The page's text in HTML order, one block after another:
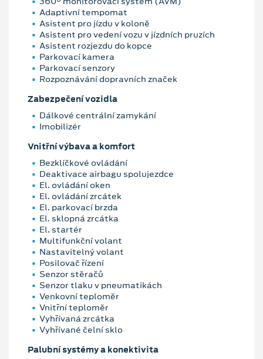
Adaptivní tempomat
Asistent pro jízdu v koloně
Asistent pro vedení vozu v jízdních pruzích
Asistent rozjezdu do kopce
Parkovací kamera
Parkovací senzory
Rozpoznávání dopravních značek
Zabezpečení vozidla
Dálkové centrální zamykání
Imobilizér
Vnitřní výbava a komfort
Bezklíčkové ovládání
Deaktivace airbagu spolujezdce
El. ovládání oken
El. ovládání zrcátek
El. parkovací brzda
El. sklopná zrcátka
El. startér
Multifunkční volant
Nastavitelný volant
Posilovač řízení
Senzor stěračů
Senzor tlaku v pneumatikách
Venkovní teploměr
Vnitřní teploměr
Vyhřívaná zrcátka
Vyhřívané čelní sklo
Palubní systémy a konektivita